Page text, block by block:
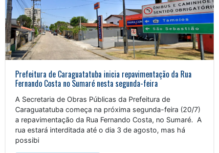
Prefeitura de Caraguatatuba inicia repavimentação da Rua
Fernando Costa no Sumaré nesta segunda-feira
A Secretaria de Obras Públicas da Prefeitura de
Caraguatatuba começa na próxima segunda-feira (20/7)
a repavimentação da Rua Fernando Costa, no Sumaré. A
rua estará interditada até o dia 3 de agosto, mas há
possibi